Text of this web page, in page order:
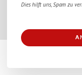
Dies hilft uns, Spam zu
field